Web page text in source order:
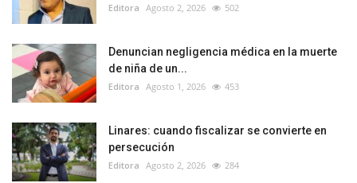
Editora Agosto 2, 2026 502
Denuncian negligencia médica en la muerte
de niña de un...
Editora Agosto 1, 2026 453
Linares: cuando fiscalizar se convierte en
persecución
Editora Agosto 2, 2026 284